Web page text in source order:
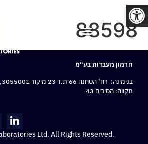
פתח סרגל נגישות
88598
חרמון מעבדות בע“מ
בנימינה: רח‘ הטחנה 66 ת.ד 23 מיקוד 3055001,
תקווה: הסיבים 43
Ltd. All Rights Reserved.